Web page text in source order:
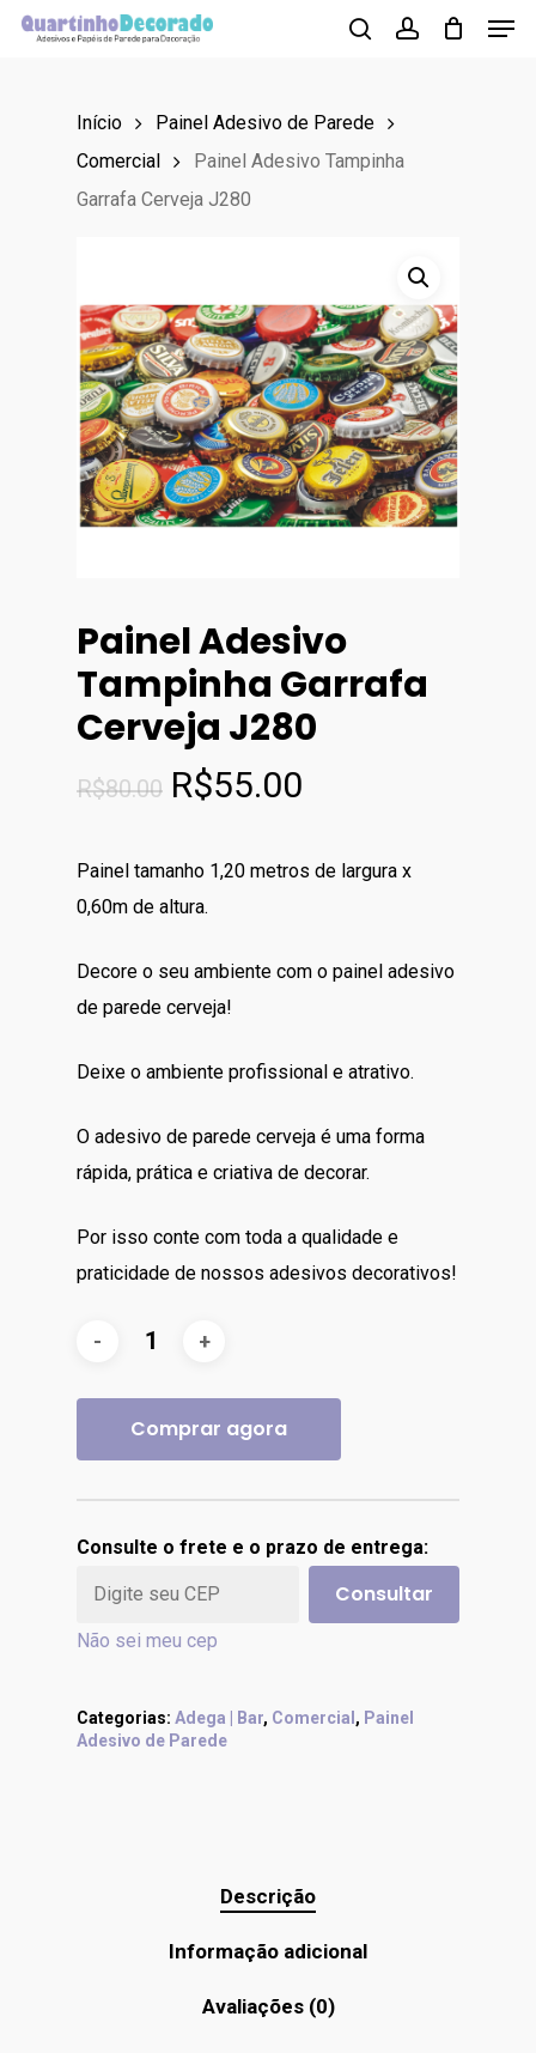
Skip
Início
Painel Adesivo de Parede
Comercial
Painel Adesivo Tampinha
Garrafa Cerveja J280
Painel Adesivo
Tampinha Garrafa
Cerveja J280
R$80.00 O
original
era:
R$80.00.
R$55.00
atual
é:
Painel tamanho 1,20 metros de largura x
0,60m de altura.
Decore o seu ambiente com o painel adesivo
de parede cerveja!
Deixe o ambiente profissional e atrativo.
O adesivo de parede cerveja é uma forma
rápida, prática e criativa de decorar.
Por isso conte com toda a qualidade e
praticidade de nossos adesivos decorativos!
Comprar agora
Consulte o frete e o prazo de entrega:
Consultar
Não sei meu cep
Categorias: Adega | Bar, Comercial , Painel
Adesivo de Parede
Descrição
Informação adicional
Avaliações (0)